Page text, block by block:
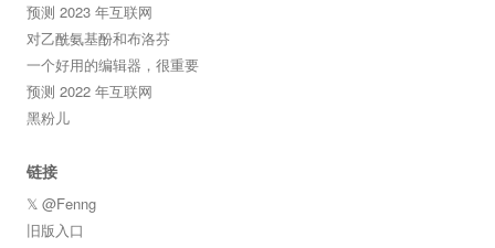
预测 2023 年互联网
对乙酰氨基酚和布洛芬
一个好用的编辑器，很重要
预测 2022 年互联网
黑粉儿
链接
𝕏 @Fenng
旧版入口